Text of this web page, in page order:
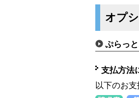
オプ
ぷらっ
支払方法
以下のお